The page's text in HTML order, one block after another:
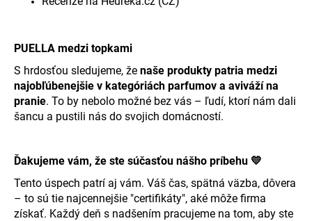
PUELLA medzi topkami
S hrdosťou sledujeme, že naše produkty patria medzi
najobľúbenejšie v kategóriách parfumov a aviváží na
pranie. To by nebolo možné bez vás – ľudí, ktorí nám dali
šancu a pustili nás do svojich domácností.
Ďakujeme vám, že ste súčasťou nášho príbehu 💛
Tento úspech patrí aj vám. Váš čas, spätná väzba, dôvera
– to sú tie najcennejšie "certifikáty", aké môže firma
získať. Každý deň s nadšením pracujeme na tom, aby ste